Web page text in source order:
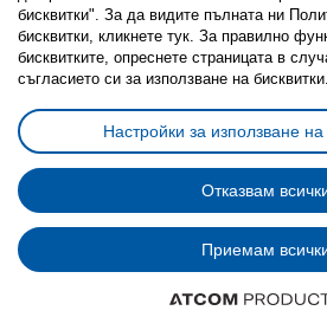
Политика за използване на
Избор на настройки за
Условия за ползване на ikea.bgОбща
Политика за защита на личните
Общи условия на програма
Политика за защита на лични данни
© Inter-IKEA Systems B.V.
бисквитки". За да видите пълната ни
бисквитки, кликнете тук. За правилно
бисквитките, опреснете страницата в
съгласието си за използване на бисквитки.
Настройки за използване на
Отказвам
Приемам